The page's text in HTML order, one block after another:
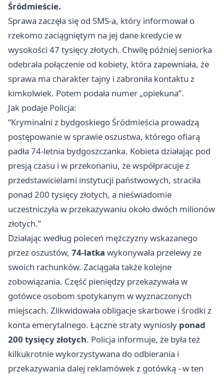
Śródmieście.
Sprawa zaczęła się od SMS-a, który informował o
rzekomo zaciągniętym na jej dane kredycie w
wysokości 47 tysięcy złotych. Chwilę później seniorka
odebrała połączenie od kobiety, która zapewniała, że
sprawa ma charakter tajny i zabroniła kontaktu z
kimkolwiek. Potem podała numer „opiekuna”.
Jak podaje Policja:
“Kryminalni z bydgoskiego Śródmieścia prowadzą
postępowanie w sprawie oszustwa, którego ofiarą
padła 74-letnia bydgoszczanka. Kobieta działając pod
presją czasu i w przekonaniu, że współpracuje z
przedstawicielami instytucji państwowych, straciła
ponad 200 tysięcy złotych, a nieświadomie
uczestniczyła w przekazywaniu około dwóch milionów
złotych.”
Działając według poleceń mężczyzny wskazanego
przez oszustów, 74-latka wykonywała przelewy ze
swoich rachunków. Zaciągała także kolejne
zobowiązania. Część pieniędzy przekazywała w
gotówce osobom spotykanym w wyznaczonych
miejscach. Zlikwidowała obligacje skarbowe i środki z
konta emerytalnego. Łączne straty wyniosły ponad
200 tysięcy złotych. Policja informuje, że była też
kilkukrotnie wykorzystywana do odbierania i
przekazywania dalej reklamówek z gotówką - w ten